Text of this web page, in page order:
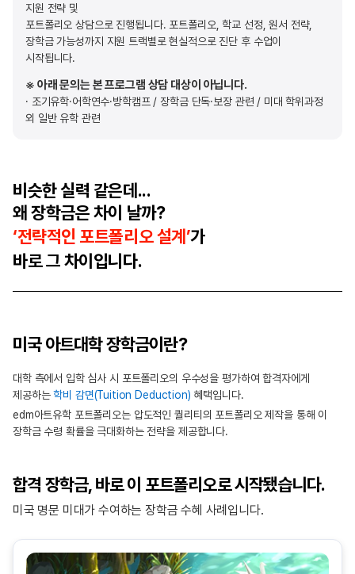
지원 전략 및
포트폴리오 상담으로 진행됩니다. 포트폴리오, 학교 선정, 원서 전략,
장학금 가능성까지 지원 트랙별로 현실적으로 진단 후 수업이
시작됩니다.
※ 아래 문의는 본 프로그램 상담 대상이 아닙니다.
· 조기유학·어학연수·방학캠프 / 장학금 단독·보장 관련 / 미대 학위과정
외 일반 유학 관련
비슷한 실력 같은데...
왜 장학금은 차이 날까?
‘전략적인 포트폴리오 설계’가
바로 그 차이입니다.
미국 아트대학 장학금이란?
대학 측에서 입학 심사 시 포트폴리오의 우수성을 평가하여 합격자에게
제공하는학비 감면(Tuition Deduction) 혜택입니다.
edm아트유학 포트폴리오는 압도적인 퀄리티의 포트폴리오 제작을 통해 이
장학금 수령 확률을 극대화하는 전략을 제공합니다.
합격 장학금, 바로 이 포트폴리오로 시작됐습니다.
미국 명문 미대가 수여하는 장학금 수혜 사례입니다.